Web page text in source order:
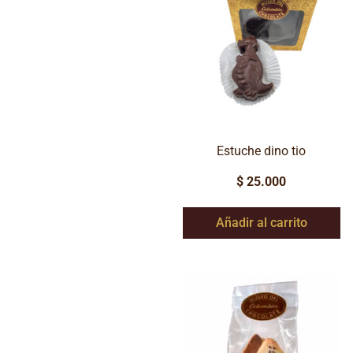
Estuche dino tio
$ 25.000
Añadir al carrito